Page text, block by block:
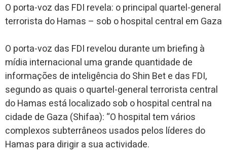
O porta-voz das FDI revela: o principal quartel-general
terrorista do Hamas – sob o hospital central em Gaza
O porta-voz das FDI revelou durante um briefing à
mídia internacional uma grande quantidade de
informações de inteligência do Shin Bet e das FDI,
segundo as quais o quartel-general terrorista central
do Hamas está localizado sob o hospital central na
cidade de Gaza (Shifaa): “O hospital tem vários
complexos subterrâneos usados ​​pelos líderes do
Hamas para dirigir a sua actividade.